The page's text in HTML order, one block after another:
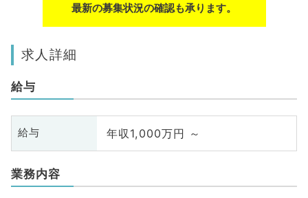
最新の募集状況の確認も承ります。
求人詳細
給与
給与 年収1,000万円 ～
業務内容